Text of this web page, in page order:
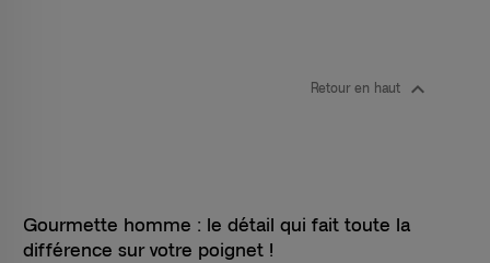
Retour en haut 
Gourmette homme : le détail qui fait toute la
différence sur votre poignet !